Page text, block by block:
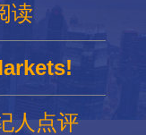
读
人点评